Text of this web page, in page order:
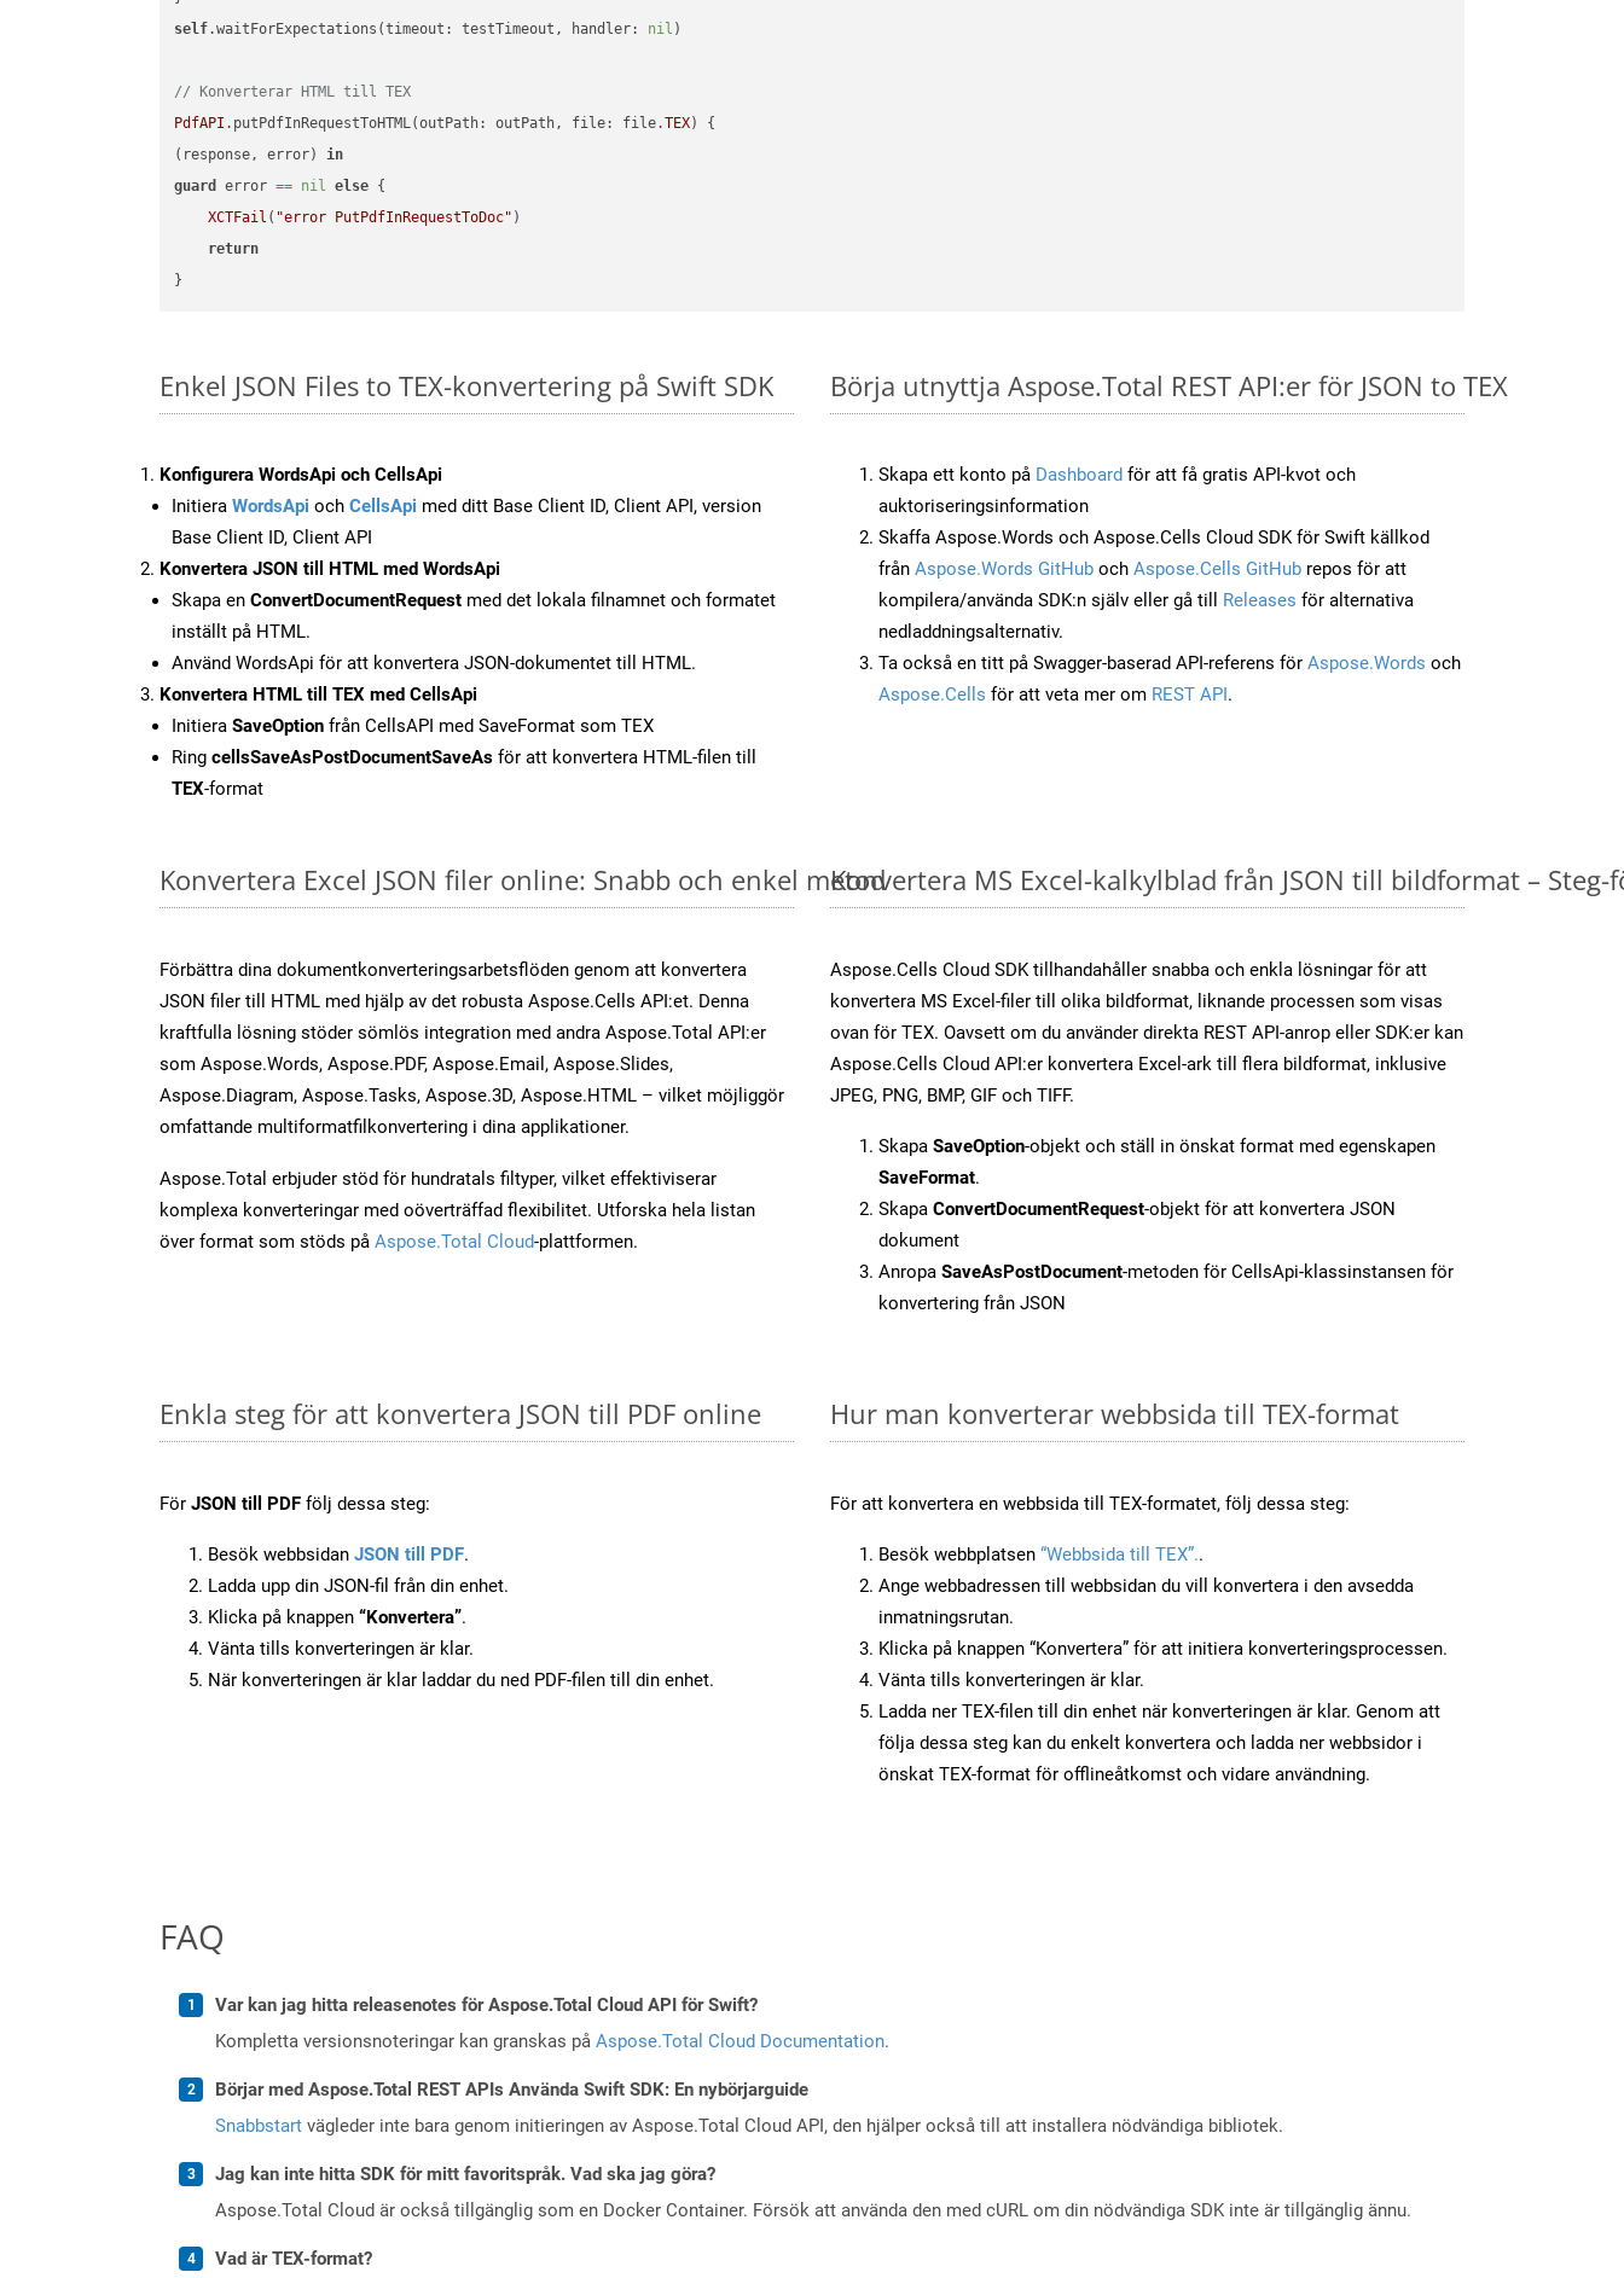
self.waitForExpectations(timeout: testTimeout, handler: nil )
// Konverterar HTML till TEX
PdfAPI .putPdfInRequestToHTML(outPath: outPath, file: file.TEX) {
(response, error) in
guard
error == nil else {
XCTFail ( "error PutPdfInRequestToDoc" )
return
Enkel JSON Files to TEX-konvertering på Swift SDK
Konfigurera WordsApi och CellsApi
Initiera WordsApi och CellsApi med ditt Base Client ID, Client API, version
Base Client ID, Client API
Konvertera JSON till HTML med WordsApi
Skapa en ConvertDocumentRequest med det lokala filnamnet och formatet
inställt på HTML.
Använd WordsApi för att konvertera JSON-dokumentet till HTML.
Konvertera HTML till TEX med CellsApi
Initiera SaveOption från CellsAPI med SaveFormat som TEX
Ring cellsSaveAsPostDocumentSaveAs för att konvertera HTML-filen till
TEX-format
Börja utnyttja Aspose.Total REST API:er för JSON to TEX
Skapa ett konto på Dashboard för att få gratis API-kvot och
auktoriseringsinformation
Skaffa Aspose.Words och Aspose.Cells Cloud SDK för Swift källkod
från Aspose.Words GitHub och Aspose.Cells GitHub repos för att
kompilera/använda SDK:n själv eller gå till Releases för alternativa
nedladdningsalternativ.
Ta också en titt på Swagger-baserad API-referens för Aspose.Words och
Aspose.Cells för att veta mer om REST API.
Konvertera Excel JSON filer online: Snabb och enkel metod
Förbättra dina dokumentkonverteringsarbetsflöden genom att konvertera
JSON filer till HTML med hjälp av det robusta Aspose.Cells API:et. Denna
kraftfulla lösning stöder sömlös integration med andra Aspose.Total API:er
som Aspose.Words, Aspose.PDF, Aspose.Email, Aspose.Slides,
Aspose.Diagram, Aspose.Tasks, Aspose.3D, Aspose.HTML – vilket möjliggör
omfattande multiformatfilkonvertering i dina applikationer.
Aspose.Total erbjuder stöd för hundratals filtyper, vilket effektiviserar
komplexa konverteringar med oöverträffad flexibilitet. Utforska hela listan
över format som stöds på Aspose.Total Cloud-plattformen.
Konvertera MS Excel-kalkylblad från JSON till bildformat – Steg-
Aspose.Cells Cloud SDK tillhandahåller snabba och enkla lösningar för att
konvertera MS Excel-filer till olika bildformat, liknande processen som visas
ovan för TEX. Oavsett om du använder direkta REST API-anrop eller SDK:er kan
Aspose.Cells Cloud API:er konvertera Excel-ark till flera bildformat, inklusive
JPEG, PNG, BMP, GIF och TIFF.
Skapa SaveOption-objekt och ställ in önskat format med egenskapen
SaveFormat.
Skapa ConvertDocumentRequest-objekt för att konvertera JSON
dokument
Anropa SaveAsPostDocument-metoden för CellsApi-klassinstansen för
konvertering från JSON
Enkla steg för att konvertera JSON till PDF online
För JSON till PDF följ dessa steg:
Besök webbsidan JSON till PDF.
Ladda upp din JSON-fil från din enhet.
Klicka på knappen “Konvertera”.
Vänta tills konverteringen är klar.
När konverteringen är klar laddar du ned PDF-filen till din enhet.
Hur man konverterar webbsida till TEX-format
För att konvertera en webbsida till TEX-formatet, följ dessa steg:
Besök webbplatsen “Webbsida till TEX”..
Ange webbadressen till webbsidan du vill konvertera i den avsedda
inmatningsrutan.
Klicka på knappen “Konvertera” för att initiera konverteringsprocessen.
Vänta tills konverteringen är klar.
Ladda ner TEX-filen till din enhet när konverteringen är klar. Genom att
följa dessa steg kan du enkelt konvertera och ladda ner webbsidor i
önskat TEX-format för offlineåtkomst och vidare användning.
FAQ
Var kan jag hitta releasenotes för Aspose.Total Cloud API för Swift?
Kompletta versionsnoteringar kan granskas på Aspose.Total Cloud Documentation.
Börjar med Aspose.Total REST APIs Använda Swift SDK: En nybörjarguide
Snabbstart vägleder inte bara genom initieringen av Aspose.Total Cloud API, den hjälper också till att installera nödvändiga bibliotek.
Jag kan inte hitta SDK för mitt favoritspråk. Vad ska jag göra?
Aspose.Total Cloud är också tillgänglig som en Docker Container. Försök att använda den med cURL om din nödvändiga SDK inte är tillgänglig ännu.
Vad är TEX-format?